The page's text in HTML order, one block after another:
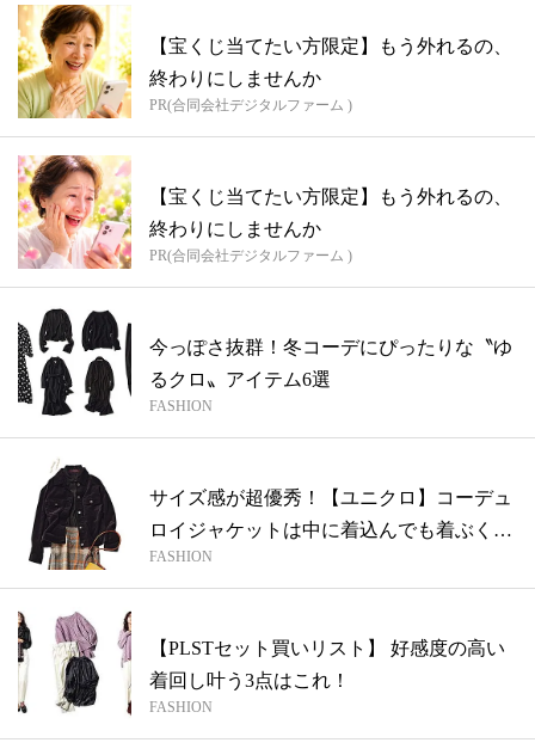
【宝くじ当てたい方限定】もう外れるの、
終わりにしませんか
PR(合同会社デジタルファーム )
【宝くじ当てたい方限定】もう外れるの、
終わりにしませんか
PR(合同会社デジタルファーム )
今っぽさ抜群！冬コーデにぴったりな〝ゆ
るクロ〟アイテム6選
FASHION
サイズ感が超優秀！【ユニクロ】コーデュ
ロイジャケットは中に着込んでも着ぶくれ
しな...
FASHION
【PLSTセット買いリスト】 好感度の高い
着回し叶う3点はこれ！
FASHION